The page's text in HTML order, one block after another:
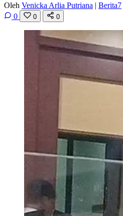
Oleh Venicka Arlia Putriana | Berita7
0
0 0